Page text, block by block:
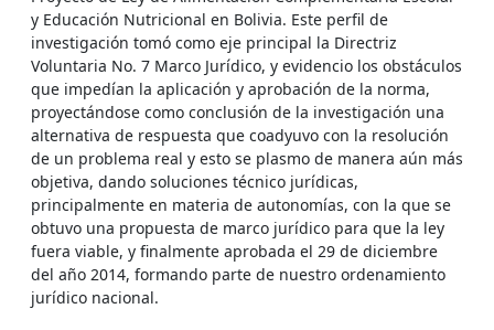
y Educación Nutricional en Bolivia. Este perfil de
investigación tomó como eje principal la Directriz
Voluntaria No. 7 Marco Jurídico, y evidencio los obstáculos
que impedían la aplicación y aprobación de la norma,
proyectándose como conclusión de la investigación una
alternativa de respuesta que coadyuvo con la resolución
de un problema real y esto se plasmo de manera aún más
objetiva, dando soluciones técnico jurídicas,
principalmente en materia de autonomías, con la que se
obtuvo una propuesta de marco jurídico para que la ley
fuera viable, y finalmente aprobada el 29 de diciembre
del año 2014, formando parte de nuestro ordenamiento
jurídico nacional.